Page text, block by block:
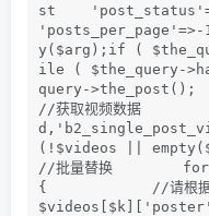
st
'posts_per_page'=>-
y($arg);if (
ile ( $the_query-
query-
//获取视频数据
(!$videos ||
//批量替换
{            //请根据自